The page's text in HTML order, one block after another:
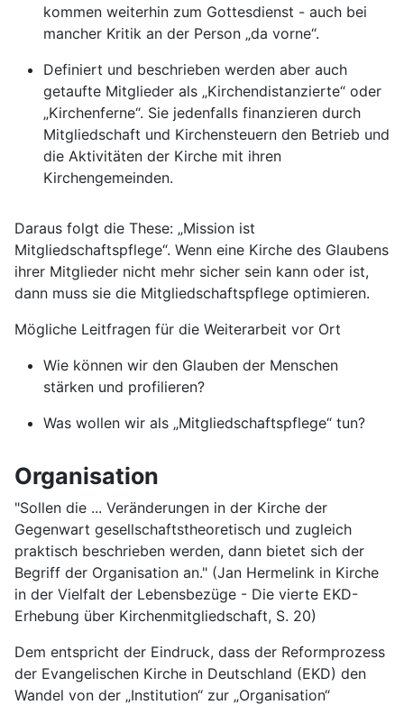
kommen weiterhin zum Gottesdienst - auch bei
mancher Kritik an der Person „da vorne“.
Definiert und beschrieben werden aber auch
getaufte Mitglieder als „Kirchendistanzierte“ oder
„Kirchenferne“. Sie jedenfalls finanzieren durch
Mitgliedschaft und Kirchensteuern den Betrieb und
die Aktivitäten der Kirche mit ihren
Kirchengemeinden.
Daraus folgt die These: „Mission ist
Mitgliedschaftspflege“. Wenn eine Kirche des Glaubens
ihrer Mitglieder nicht mehr sicher sein kann oder ist,
dann muss sie die Mitgliedschaftspflege optimieren.
Mögliche Leitfragen für die Weiterarbeit vor Ort
Wie können wir den Glauben der Menschen
stärken und profilieren?
Was wollen wir als „Mitgliedschaftspflege“ tun?
Organisation
"Sollen die ... Veränderungen in der Kirche der
Gegenwart gesellschaftstheoretisch und zugleich
praktisch beschrieben werden, dann bietet sich der
Begriff der Organisation an." (Jan Hermelink in Kirche
in der Vielfalt der Lebensbezüge - Die vierte EKD-
Erhebung über Kirchenmitgliedschaft, S. 20)
Dem entspricht der Eindruck, dass der Reformprozess
der Evangelischen Kirche in Deutschland (EKD) den
Wandel von der „Institution“ zur „Organisation“